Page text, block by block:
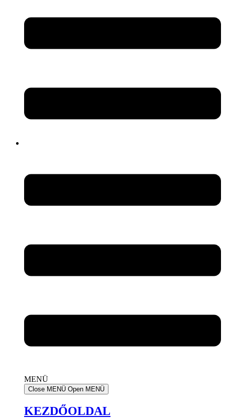
MENÜ
Close MENÜ Open MENÜ
KEZDŐOLDAL